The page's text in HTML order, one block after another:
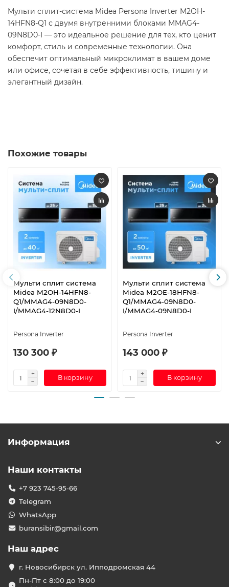
Мульти сплит-система Midea Persona Inverter M2OH-
14HFN8-Q1 с двумя внутренними блоками MMAG4-
09N8D0-I — это идеальное решение для тех, кто ценит
комфорт, стиль и современные технологии. Она
обеспечит оптимальный микроклимат в вашем доме
или офисе, сочетая в себе эффективность, тишину и
элегантный дизайн.
Похожие товары
Мульти сплит система
Midea M2OH-14HFN8-
Q1/MMAG4-09N8D0-
I/MMAG4-12N8D0-I
Persona Inverter
130 300 ₽
В корзину
Мульти сплит система
Midea M2OE-18HFN8-
Q1/MMAG4-09N8D0-
I/MMAG4-09N8D0-I
Persona Inverter
143 000 ₽
В корзину
Информация
Наши контакты
+7 923 745-95-66
Telegram
WhatsApp
buransibir@gmail.com
Наш адрес
г. Новосибирск ул. Ипподромская 44
Пн-Пт с 8:00 до 19:00